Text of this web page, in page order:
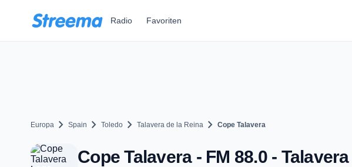
Radio Favoriten
Europa chevron_right Spain chevron_right Toledo chevron_right Talavera de la Reina chevron_right Cope Talavera
Cope Talavera - FM 88.0 -